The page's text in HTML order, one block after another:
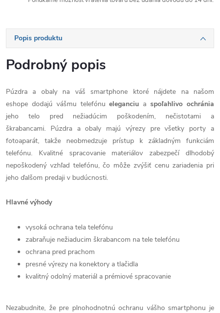
Popis produktu
Podrobný popis
Púzdra a obaly na váš smartphone ktoré nájdete na našom
eshope dodajú vášmu telefónueleganciu aspoľahlivo ochránia
jeho telo pred nežiadúcim poškodením, nečistotami a
škrabancami. Púzdra a obaly majú výrezy pre všetky porty a
fotoaparát, takže neobmedzuje prístup k základným funkciám
telefónu. Kvalitné spracovanie materiálov zabezpečí dlhodobý
nepoškodený vzhľad telefónu, čo môže zvýšiť cenu zariadenia pri
jeho ďalšom predaji v budúcnosti.
Hlavné výhody
vysoká ochrana tela telefónu
zabraňuje nežiaducim škrabancom na tele telefónu
ochrana pred prachom
presné výrezy na konektory a tlačidla
kvalitný odolný materiál a prémiové spracovanie
Nezabudnite, že pre plnohodnotnú ochranu vášho smartphonu je